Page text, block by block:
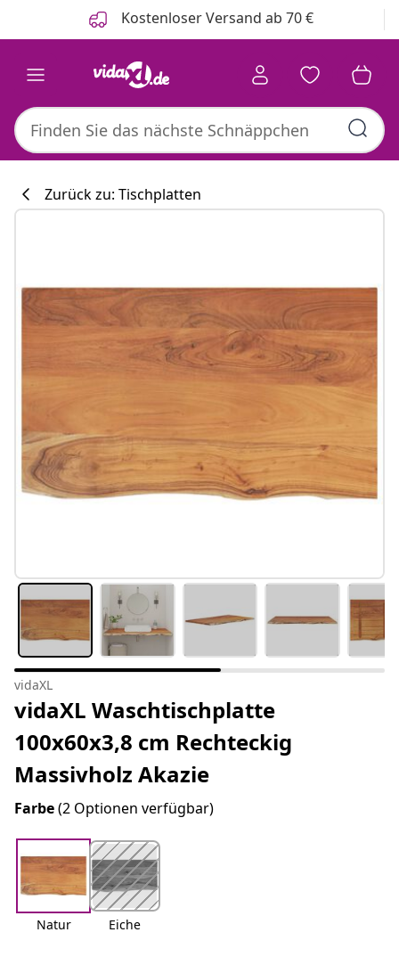
Kostenloser Versand ab 70 €
Zurück zu: Tischplatten
vidaXL
vidaXL Waschtischplatte
100x60x3,8 cm Rechteckig
Massivholz Akazie
Farbe(2 Optionen verfügbar)
Natur Eiche